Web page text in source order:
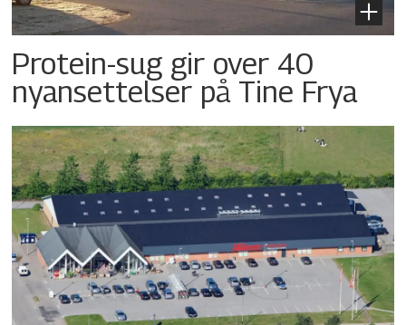
Protein-sug gir over 40
nyansettelser på Tine Frya